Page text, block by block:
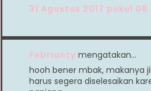
31 Agustus 2017 pukul
Febrianty mengatakan…
hooh bener mbak, makanya
harus segera diselesaikan